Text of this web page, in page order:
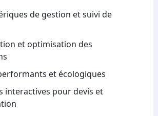
de gestion et suivi de
et optimisation des
et écologiques
interactives pour devis et